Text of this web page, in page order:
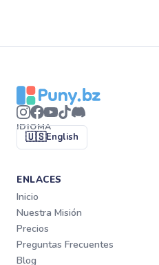
IDIOMA
🇺🇸English
ENLACES
Inicio
Nuestra Misión
Precios
Preguntas Frecuentes
Blog